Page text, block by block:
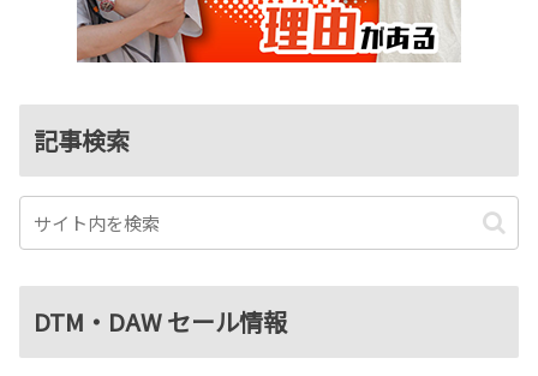
記事検索
DTM・DAW セール情報